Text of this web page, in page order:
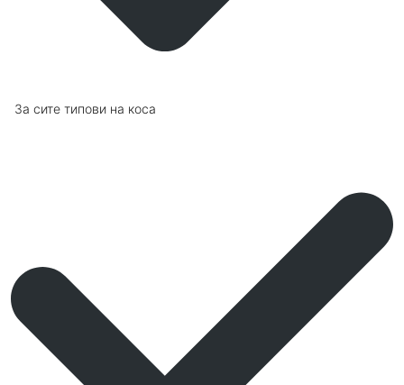
За сите типови на коса